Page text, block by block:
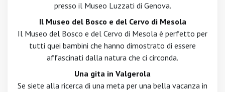
presso il Museo Luzzati di Genova.
Il Museo del Bosco e del Cervo di Mesola
Il Museo del Bosco e del Cervo di Mesola è perfetto per
tutti quei bambini che hanno dimostrato di essere
affascinati dalla natura che ci circonda.
Una gita in Valgerola
Se siete alla ricerca di una meta per una bella vacanza in